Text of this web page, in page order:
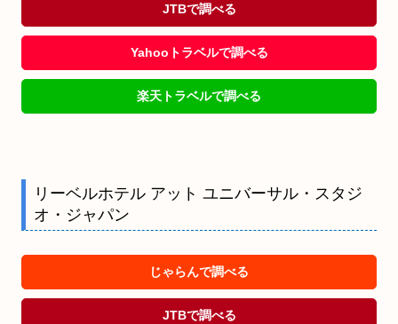
JTBで調べる
Yahooトラベルで調べる
楽天トラベルで調べる
リーベルホテル アット ユニバーサル・スタジ
オ・ジャパン
じゃらんで調べる
JTBで調べる